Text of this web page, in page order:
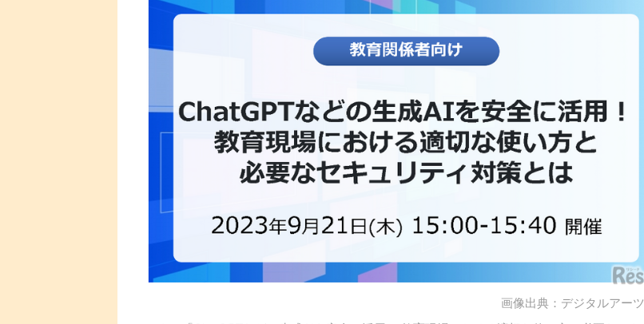
画像出典：デジタルアーツ